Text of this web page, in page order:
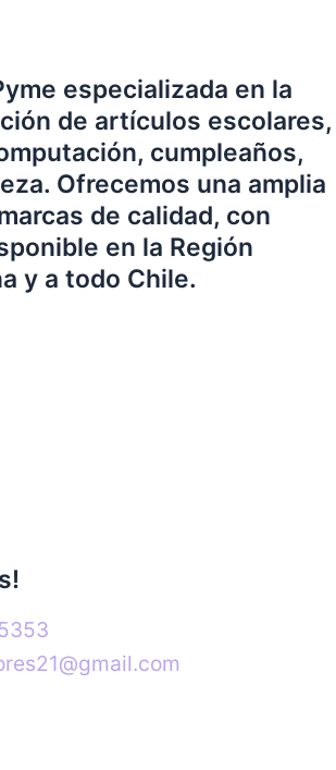
especializada en la
de artículos escolares,
cumpleaños,
Ofrecemos una amplia
de calidad, con
en la Región
y a todo Chile.